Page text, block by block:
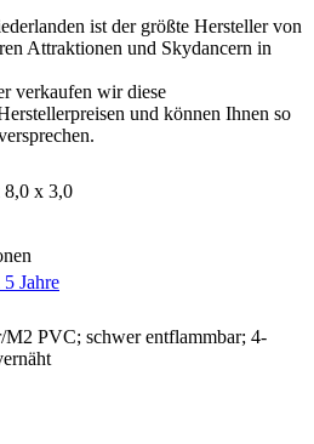
ist der größte Hersteller von
Attraktionen und Skydancern in
verkaufen wir diese
und können Ihnen so
8,0 x 3,0
Jahre
M2 PVC; schwer entflammbar; 4-